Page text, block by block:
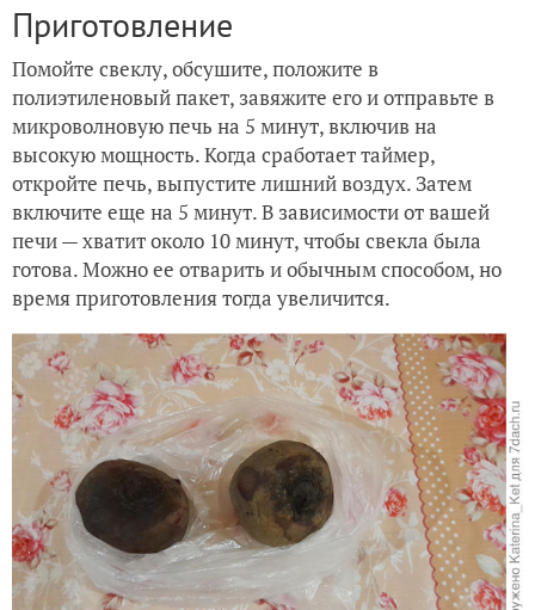
Приготовление
Помойте свеклу, обсушите, положите в
полиэтиленовый пакет, завяжите его и отправьте в
микроволновую печь на 5 минут, включив на
высокую мощность. Когда сработает таймер,
откройте печь, выпустите лишний воздух. Затем
включите еще на 5 минут. В зависимости от вашей
печи — хватит около 10 минут, чтобы свекла была
готова. Можно ее отварить и обычным способом, но
время приготовления тогда увеличится.